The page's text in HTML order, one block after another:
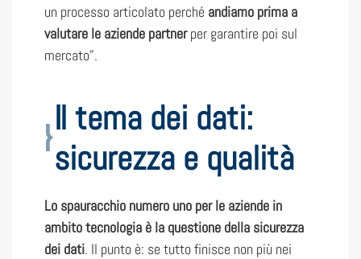
un processo articolato perché andiamo prima a
valutare le aziende partnerper garantire poi sul
mercato”.
Il tema dei dati:
sicurezza e qualità
Lo spauracchio numero uno per le aziende in
ambito tecnologia è la questione della sicurezza
dei dati. Il punto è: se tutto finisce non più nei